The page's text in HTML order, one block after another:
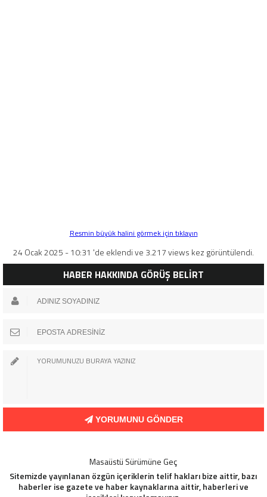
Resmin büyük halini görmek için tıklayın
24 Ocak 2025 - 10:31 'de eklendi ve 3.217 views kez görüntülendi.
HABER HAKKINDA GÖRÜŞ BELİRT
YORUMUNU GÖNDER
Masaüstü Sürümüne Geç
Sitemizde yayınlanan özgün içeriklerin telif hakları bize aittir, bazı
haberler ise gazete ve haber kaynaklarına aittir, haberleri ve